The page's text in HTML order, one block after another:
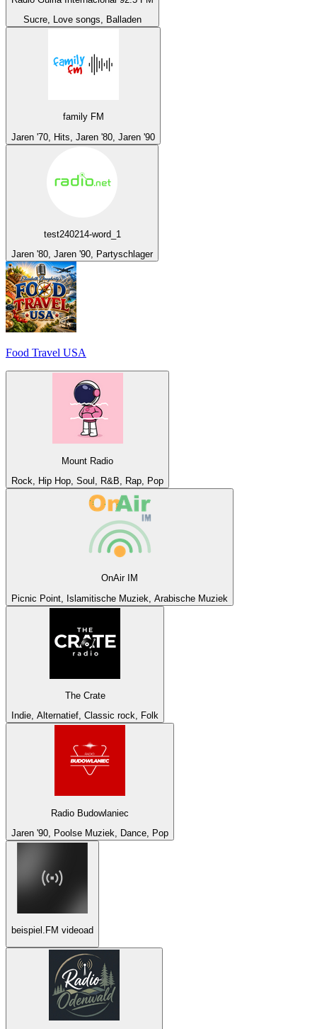
Sucre, Love songs, Balladen
family FM
Jaren '70, Hits, Jaren '80, Jaren '90
test240214-word_1
Jaren '80, Jaren '90, Partyschlager
Food Travel USA
Mount Radio
Rock, Hip Hop, Soul, R&B, Rap, Pop
OnAir IM
Picnic Point, Islamitische Muziek, Arabische Muziek
The Crate
Indie, Alternatief, Classic rock, Folk
Radio Budowlaniec
Jaren '90, Poolse Muziek, Dance, Pop
beispiel.FM videoad